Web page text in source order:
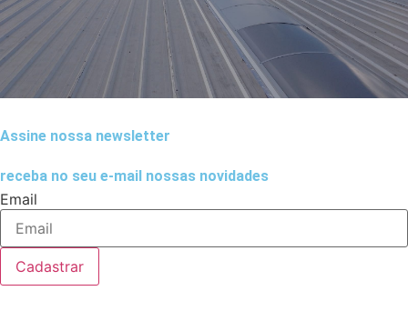
Assine nossa newsletter
receba no seu e-mail nossas novidades
Email
Cadastrar